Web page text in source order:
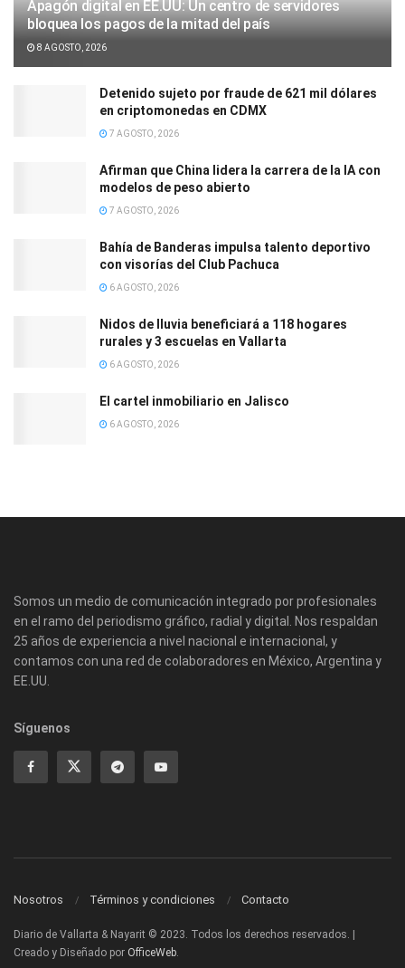
Apagón digital en EE.UU: Un centro de servidores
bloquea los pagos de la mitad del país
8 AGOSTO, 2026
Detenido sujeto por fraude de 621 mil dólares
en criptomonedas en CDMX
7 AGOSTO, 2026
Afirman que China lidera la carrera de la IA con
modelos de peso abierto
7 AGOSTO, 2026
Bahía de Banderas impulsa talento deportivo
con visorías del Club Pachuca
6 AGOSTO, 2026
Nidos de lluvia beneficiará a 118 hogares
rurales y 3 escuelas en Vallarta
6 AGOSTO, 2026
El cartel inmobiliario en Jalisco
6 AGOSTO, 2026
Somos un medio de comunicación integrado por profesionales
en el ramo del periodismo gráfico, radial y digital. Nos respaldan
25 años de experiencia a nivel nacional e internacional, y
contamos con una red de colaboradores en México, Argentina y
EE.UU.
Síguenos
Nosotros Términos y condiciones Contacto
Diario de Vallarta & Nayarit © 2023. Todos los derechos reservados. |
Creado y Diseñado por OfficeWeb